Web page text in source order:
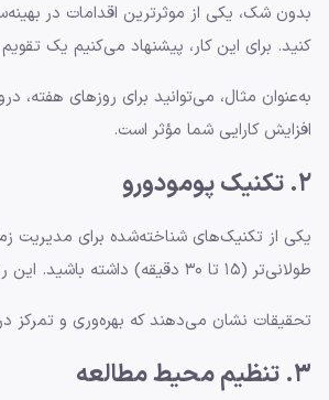
بدون شک، یکی از موثرترین اقدامات در
کنید. برای این کار، پیشنهاد می‌کنیم یک
به‌عنوان مثال، می‌توانید برای روزهای
افزایش کارایی شما مؤثر است.
2. تکنیک پومودورو
طولانی‌تر (۱۵ تا ۳۰ دقیقه) داشته باشید. این روش به دلیل ایجاد نظم و جلوگیری از خستگی، می‌تواند بسیار مؤثر باشد.
تحقیقات نشان می‌دهند که بهره‌وری و تمرکز
3. تنظیم محیط مطالعه